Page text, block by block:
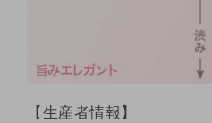
【生産者情報】